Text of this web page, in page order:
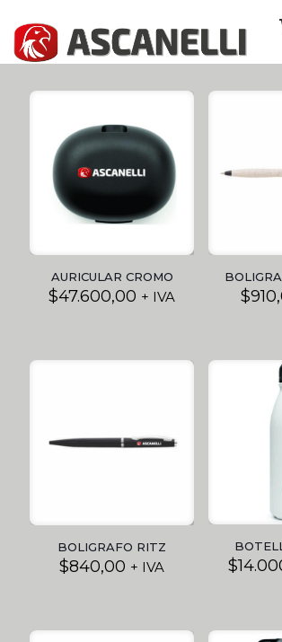
AURICULAR CROMO
$47.600,00 + IVA $
BOLIGRAFO RITZ
$840,00 + IVA $